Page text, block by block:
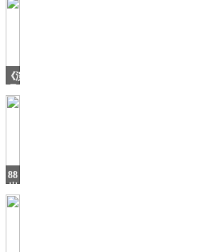
《演
请
五
88
岁
老